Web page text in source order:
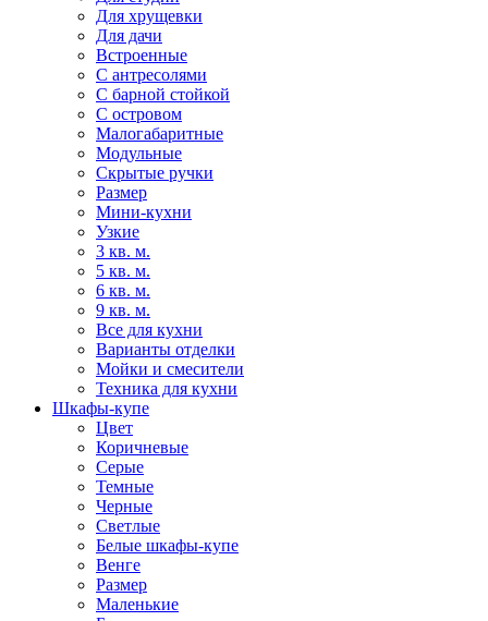
Для хрущевки
Для дачи
Встроенные
С антресолями
С барной стойкой
С островом
Малогабаритные
Модульные
Скрытые ручки
Размер
Мини-кухни
Узкие
3 кв. м.
5 кв. м.
6 кв. м.
9 кв. м.
Все для кухни
Варианты отделки
Мойки и смесители
Техника для кухни
Шкафы-купе
Цвет
Коричневые
Серые
Темные
Черные
Светлые
Белые шкафы-купе
Венге
Размер
Маленькие